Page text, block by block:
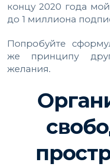
концу 2020 года
до 1 миллиона
Попробуйте
же принципу
желания.